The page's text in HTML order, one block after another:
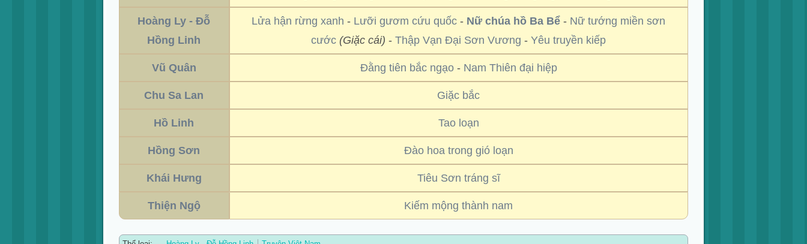
Hoàng Ly - Đỗ
Hồng Linh
Lửa hận rừng xanh - Lưỡi gươm cứu quốc - Nữ chúa hồ Ba Bể - Nữ tướng miền sơn
cước (Giặc cái) -Thập Vạn Đại Sơn Vương -Yêu truyền kiếp
Vũ Quân Đằng tiên bắc ngạo- Nam Thiên đại hiệp
Chu Sa Lan Giặc bắc
Hồ Linh Tao loạn
Hồng Sơn Đào hoa trong gió loạn
Khái Hưng Tiêu Sơn tráng sĩ
Thiện Ngộ Kiếm mộng thành nam